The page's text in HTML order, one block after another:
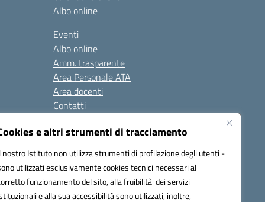
e altri strumenti di tracciamento
nostro Istituto non utilizza strumenti di profilazione degli utenti -
utilizzati esclusivamente cookies tecnici necessari al
funzionamento del sito, alla fruibilità dei servizi
e alla sua accessibilità sono utilizzati, inoltre,
Albo online
Eventi
Albo online
Amm. trasparente
Area Personale ATA
Area docenti
Contatti